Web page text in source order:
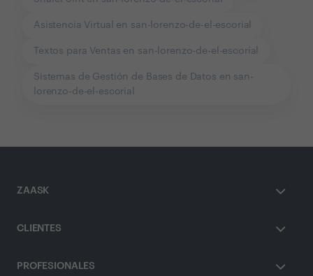
Asistencia Virtual en san-lorenzo-de-el-escorial
Textos para Ventas en san-lorenzo-de-el-escorial
Sistemas de Gestión de Bases de Datos en san-
lorenzo-de-el-escorial
ZAASK
CLIENTES
PROFESIONALES